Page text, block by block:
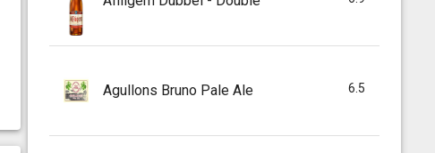
Agullons Bruno Pale Ale 6.5